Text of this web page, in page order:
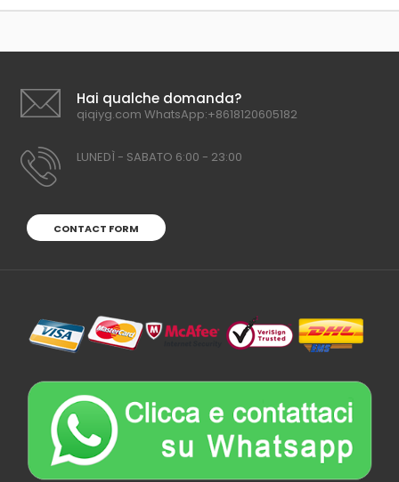
Hai qualche domanda?
qiqiyg.com WhatsApp:+8618120605182
LUNEDÌ - SABATO 6:00 - 23:00
CONTACT FORM